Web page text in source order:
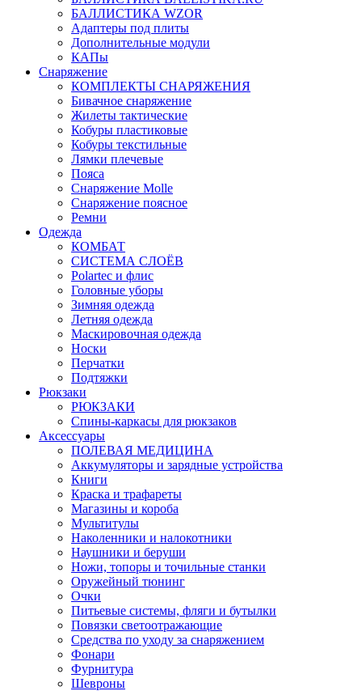
БАЛЛИСТИКА WZOR
Адаптеры под плиты
Дополнительные модули
КАПы
Снаряжение
КОМПЛЕКТЫ СНАРЯЖЕНИЯ
Бивачное снаряжение
Жилеты тактические
Кобуры пластиковые
Кобуры текстильные
Лямки плечевые
Пояса
Снаряжение Molle
Снаряжение поясное
Ремни
Одежда
КОМБАТ
СИСТЕМА СЛОЁВ
Polartec и флис
Головные уборы
Зимняя одежда
Летняя одежда
Маскировочная одежда
Носки
Перчатки
Подтяжки
Рюкзаки
РЮКЗАКИ
Спины-каркасы для рюкзаков
Аксессуары
ПОЛЕВАЯ МЕДИЦИНА
Аккумуляторы и зарядные устройства
Книги
Краска и трафареты
Магазины и короба
Мультитулы
Наколенники и налокотники
Наушники и беруши
Ножи, топоры и точильные станки
Оружейный тюнинг
Очки
Питьевые системы, фляги и бутылки
Повязки светоотражающие
Средства по уходу за снаряжением
Фонари
Фурнитура
Шевроны